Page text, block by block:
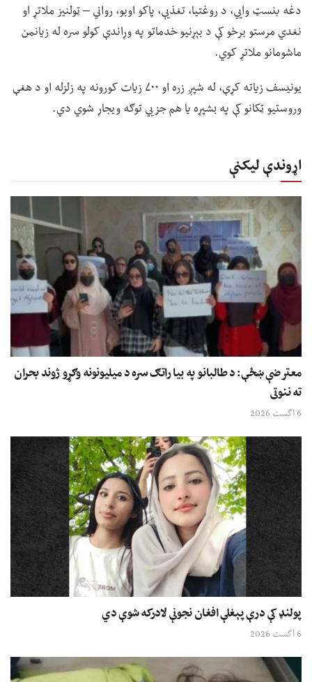
دغه بنسټ وايي، د روغتیا، تغذیې، پاکو اوبو، رواني – ټولنیز ملاتړ او
نغدي مرستو برخو کې د بېړنیو خدماتو په وړاندې کولو سره له زیانمن
ماشومانو ملاتړ کوي.
یونیسف زیاته کړې، له شپږ زره او ۷۰۰ زیات کورونه په زلزله او د هغې
وروستیو ټکانو کې په بشپړه یا هم جزيي توګه ویجاړ شوي دي.
اړوندې لیکنې
معترضې ښځې: د طالبانو په بیا راتګ سره د میلیونونه وګړو ژوند بحران
ته ننوتی
6 اگست 2026
پولنډ کې درې پېغلې افغان نجونې لادرکه شوې دي
6 اگست 2026